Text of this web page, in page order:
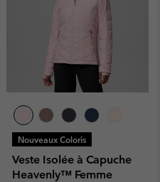
Nouveaux Coloris
Veste Isolée à Capuche
Heavenly™ Femme